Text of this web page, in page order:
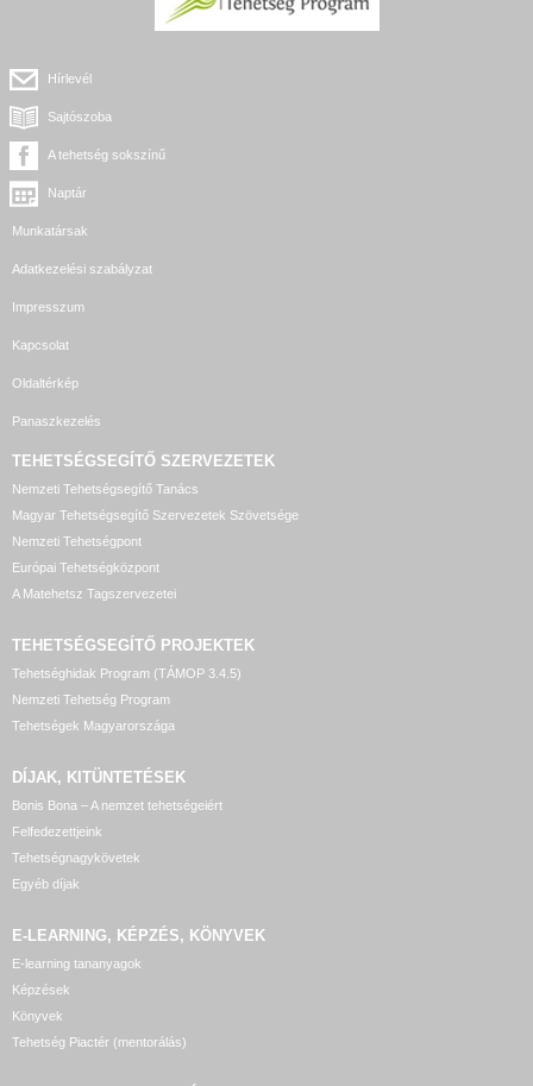
Hírlevél
Sajtószoba
A tehetség sokszínű
Naptár
Munkatársak
Adatkezelési szabályzat
Impresszum
Kapcsolat
Oldaltérkép
Panaszkezelés
TEHETSÉGSEGÍTŐ SZERVEZETEK
Nemzeti Tehetségsegítő Tanács
Magyar Tehetségsegítő Szervezetek Szövetsége
Nemzeti Tehetségpont
Európai Tehetségközpont
A Matehetsz Tagszervezetei
TEHETSÉGSEGÍTŐ PROJEKTEK
Tehetséghidak Program (TÁMOP 3.4.5)
Nemzeti Tehetség Program
Tehetségek Magyarországa
DÍJAK, KITÜNTETÉSEK
Bonis Bona – A nemzet tehetségeiért
Felfedezettjeink
Tehetségnagykövetek
Egyéb díjak
E-LEARNING, KÉPZÉS, KÖNYVEK
E-learning tananyagok
Képzések
Könyvek
Tehetség Piactér (mentorálás)